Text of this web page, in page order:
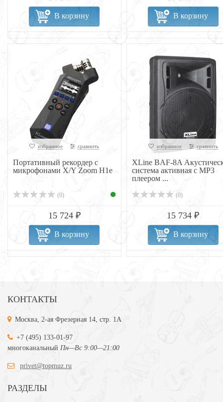
В корзину В корзину
избранное сравнить
Портативный рекордер с
микрофонами X/Y Zoom H1e
(0)
15 724 ₽
В корзину
избранное сравнить
XLine BAF-8A
система активная с MP3
плеером ...
(0)
15 734 ₽
В корзину
КОНТАКТЫ
Москва, 2-ая Фрезерная 14, стр. 1А
+7 (495) 133-01-97
многоканальный Пн—Вс 9:00—21:00
privet@topmuz.ru
РАЗДЕЛЫ